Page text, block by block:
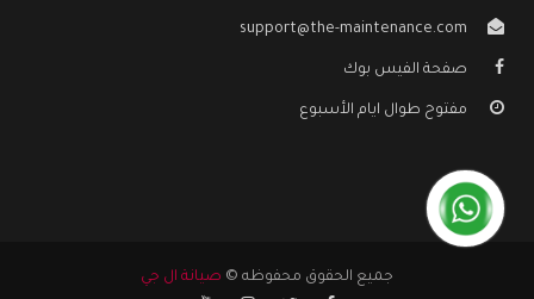
support@the-maintenance.com
صفحة الفيس بوك
مفتوح طوال ايام الأسبوع
جميع الحقوق محفوظه © صيانة ال جي